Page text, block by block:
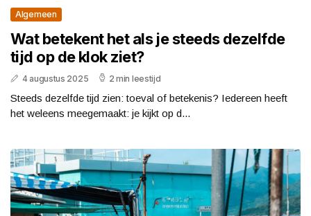
Algemeen
Wat betekent het als je steeds dezelfde
tijd op de klok ziet?
4 augustus 2025 2 min leestijd
Steeds dezelfde tijd zien: toeval of betekenis? Iedereen heeft
het weleens meegemaakt: je kijkt op d...